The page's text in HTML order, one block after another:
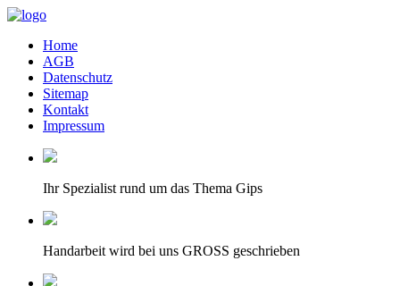
Home
AGB
Datenschutz
Sitemap
Kontakt
Impressum
Ihr Spezialist rund um das Thema Gips
Handarbeit wird bei uns GROSS geschrieben